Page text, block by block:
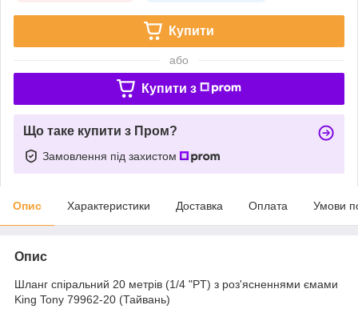
Купити
або
Купити з
Що таке купити з Пром?
Замовлення під захистом
Опис Характеристики Доставка Оплата Умови
Опис
Шланг спіральний 20 метрів (1/4 "PT) з роз'ясненнями ємами
King Tony 79962-20 (Тайвань)